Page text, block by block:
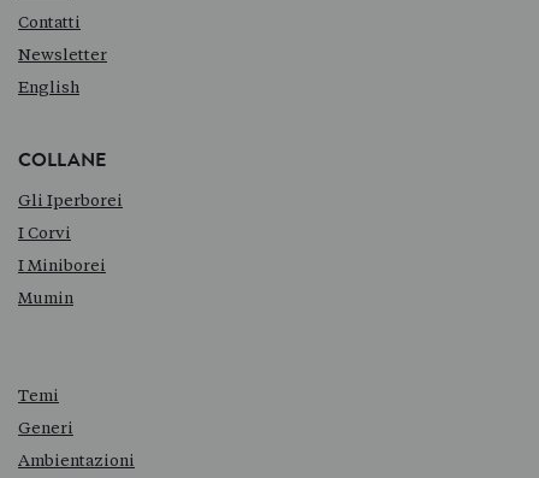
Contatti
Newsletter
English
COLLANE
Gli Iperborei
I Corvi
I Miniborei
Mumin
Temi
Generi
Ambientazioni